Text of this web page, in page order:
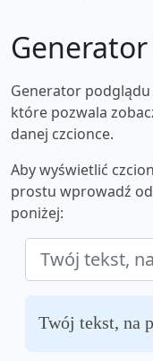
Generator
które pozwala
danej czcionce.
Aby wyświetlić
prostu wprowadź
poniżej:
Twój tekst, na